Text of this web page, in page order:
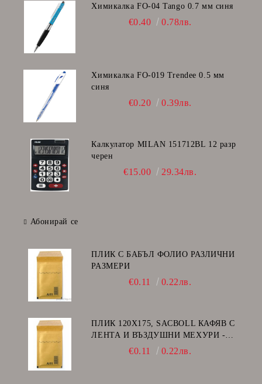
Химикалка FO-04 Tango 0.7 мм синя
€0.40 0.78лв.
Химикалка FO-019 Trendee 0.5 мм
синя
€0.20 0.39лв.
Калкулатор MILAN 151712BL 12 разр
черен
€15.00 29.34лв.
Абонирай се
ПЛИК С БАБЪЛ ФОЛИО РАЗЛИЧНИ
РАЗМЕРИ
€0.11 0.22лв.
ПЛИК 120Х175, SACBOLL КАФЯВ С
ЛЕНТА И ВЪЗДУШНИ МЕХУРИ -
€0.11 0.22лв.